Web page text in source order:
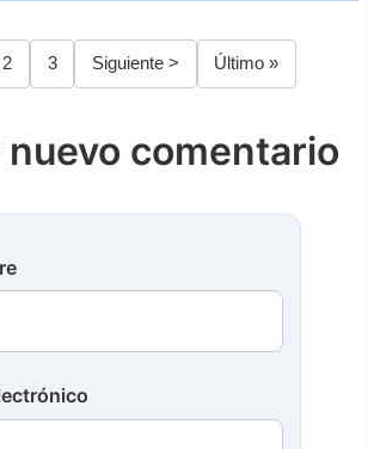
Página
2 Página
3
Siguiente
página
Siguiente >
Última
página
Último »
comentario